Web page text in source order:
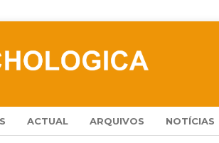
ACTUAL ARQUIVOS NOTÍCIAS